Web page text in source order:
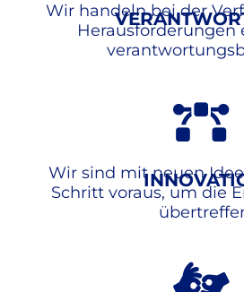
Wir handeln bei der
Herausforderungen
Wir sind mit neuen
Schritt voraus, um die